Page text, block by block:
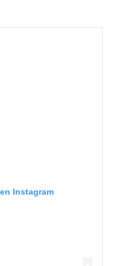
Instagram